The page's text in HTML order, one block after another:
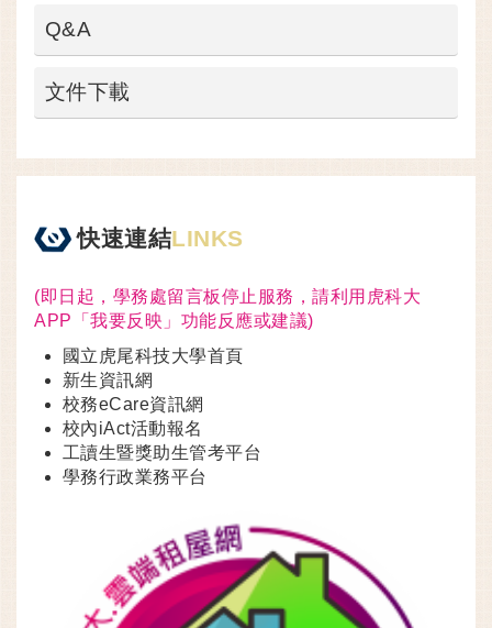
Q&A
文件下載
快速連結LINKS
(即日起，學務處留言板停止服務，請利用虎科大
APP「我要反映」功能反應或建議)
國立虎尾科技大學首頁
新生資訊網
校務eCare資訊網
校內iAct活動報名
工讀生暨獎助生管考平台
學務行政業務平台